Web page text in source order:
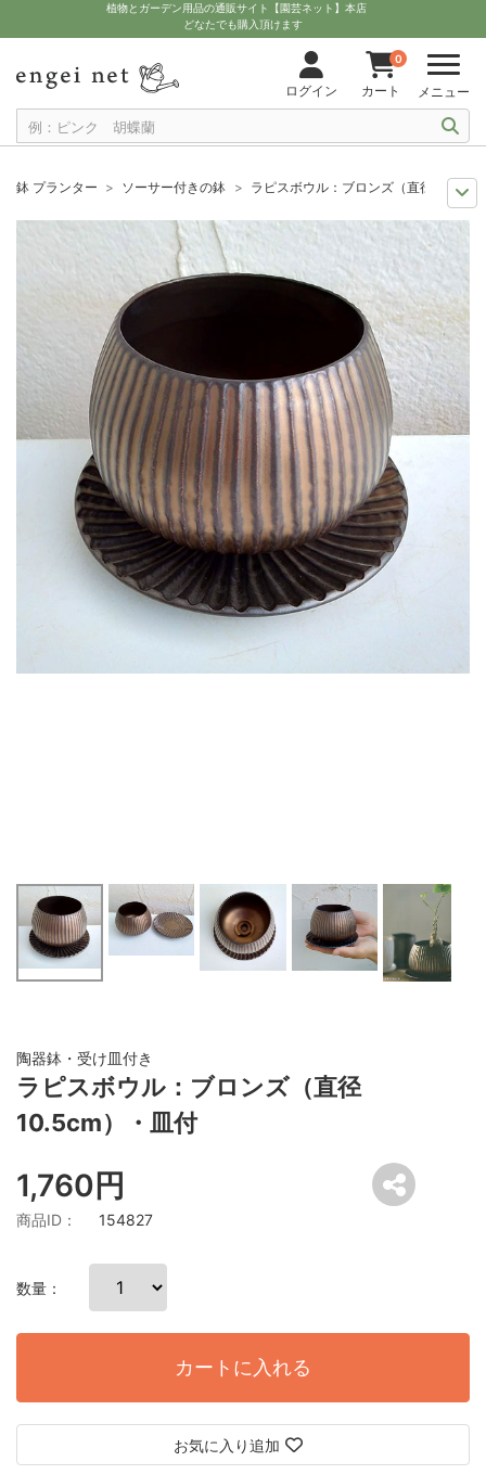
植物とガーデン用品の通販サイト【園芸ネット】本店
どなたでも購入頂けます
ログイン
0
カート メニュー
鉢 プランター ソーサー付きの鉢
ラピスボウル：ブロンズ（直径10.5cm
11月中下旬予約
グッズ・資材
ラピスボウル：ブロンズ（直径10.5cm）
12月上中旬予約
グッズ・資材
ラピスボウル：ブロンズ（直径10.5cm）
グッズ・資材 ラピスボウル：ブロンズ（直径10.5cm）
陶器鉢・受け皿付き
ラピスボウル：ブロンズ（直径
10.5cm）・皿付
1,760円
商品ID： 154827
数量：
カートに入れる
お気に入り追加